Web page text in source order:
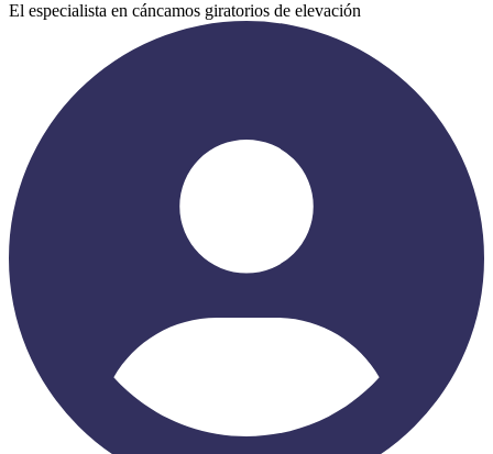
El especialista en cáncamos giratorios de elevación